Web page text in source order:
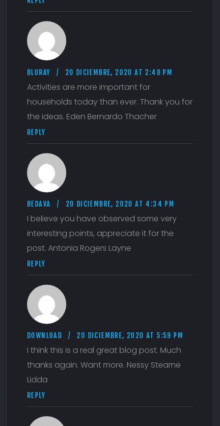
BLURAY 20 DICIEMBRE, 2020 AT 2:48 PM
Activities are more important for
households today than ever. Thank you for
the ideas. Eden Bernardo Thacher
REPLY
BEDAVA 20 DICIEMBRE, 2020 AT 4:34 PM
I believe you have observed some very
interesting points, appreciate it for the
post. Antonia Rogers Layne
REPLY
DOWNLOAD 20 DICIEMBRE, 2020 AT 5:59 PM
I think this is a real great blog post. Much
thanks again. Want more. Nessy Stearne
Lidda
REPLY